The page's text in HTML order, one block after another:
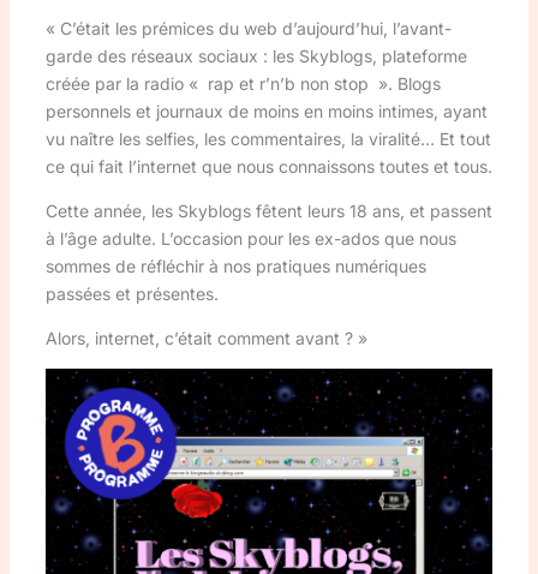
« C’était les prémices du web d’aujourd’hui, l’avant-
garde des réseaux sociaux : les Skyblogs, plateforme
créée par la radio « rap et r’n’b non stop ». Blogs
personnels et journaux de moins en moins intimes, ayant
vu naître les selfies, les commentaires, la viralité… Et tout
ce qui fait l’internet que nous connaissons toutes et tous.
Cette année, les Skyblogs fêtent leurs 18 ans, et passent
à l’âge adulte. L’occasion pour les ex-ados que nous
sommes de réfléchir à nos pratiques numériques
passées et présentes.
Alors, internet, c’était comment avant ? »